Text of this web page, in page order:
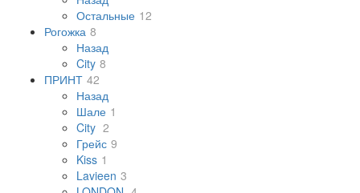
Остальные 12
Рогожка 8
Назад
City 8
ПРИНТ 42
Назад
Шале 1
City 2
Грейс 9
Kiss 1
Lavieen 3